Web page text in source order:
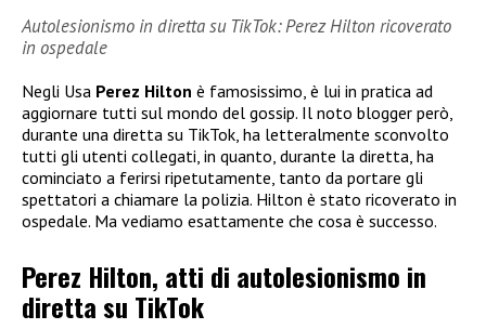
Autolesionismo in diretta su TikTok: Perez Hilton ricoverato
in ospedale
Negli Usa Perez Hilton è famosissimo, è lui in pratica ad
aggiornare tutti sul mondo del gossip. Il noto blogger però,
durante una diretta su TikTok, ha letteralmente sconvolto
tutti gli utenti collegati, in quanto, durante la diretta, ha
cominciato a ferirsi ripetutamente, tanto da portare gli
spettatori a chiamare la polizia. Hilton è stato ricoverato in
ospedale. Ma vediamo esattamente che cosa è successo.
Perez Hilton, atti di autolesionismo in
diretta su TikTok